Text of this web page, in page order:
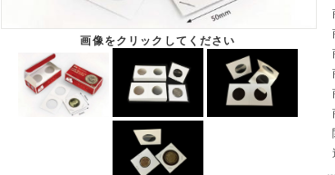
画像をクリックしてください